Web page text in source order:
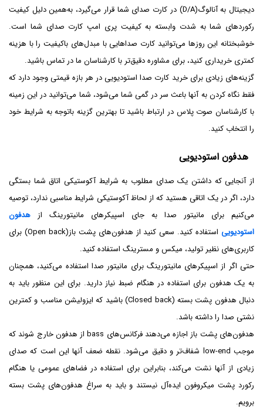
دیجیتال به آنالوگ(D/A) در کارت صدای شما قرار می‌گیرد، به‌همین دلیل کیفیت
رکوردهای شما به شدت وابسته به کیفیت پری امپ کارت صدای شما است.
خوشبختانه این روزها می‌توانید کارت صداهایی با مبدل‌های باکیفیت را با هزینه
کمتری خریداری کنید، برای مشاوره دقیق‌تر با کارشناسان ما در تماس باشید.
گزینه‌های زیادی برای خرید کارت صدا استودیویی در هر بازه قیمتی وجود دارد که
فقط نگاه کردن به آنها باعث سر در گمی شما می‌شود، شما می‌توانید در این زمینه
با کارشناسان صوت پلاس در ارتباط باشید تا بهترین گزینه باتوجه به شرایط خود
را انتخاب کنید.
هدفون استودیویی
از آنجایی که داشتن یک صدای مطلوب به شرایط آکوستیکی اتاق شما بستگی
دارد، اگر در یک اتاقی هستید که از لحاظ آکوستیکی شرایط مناسبی ندارد، توصیه
می‌کنیم برای مانیتور صدا به جای اسپیکرهای مانیتورینگ از هدفون
استودیویی
استفاده کنید. سعی کنید از هدفون‌های پشت باز(Open back) برای
کاربری‌های نظیر تولید، میکس و مسترینگ استفاده کنید.
حتی اگر از اسپیکرهای مانیتورینگ برای مانیتور صدا استفاده می‌کنید، همچنان
به یک هدفون برای استفاده در هنگام ضبط نیاز دارید. برای این منظور باید به
دنبال هدفون پشت بسته (Closed back) باشید که ایزولیشن مناسب و کمترین
نشتی صدا را داشته باشد.
هدفون‌های پشت باز اجازه می‌دهند فرکانس‌های bass از هدفون خارج شوند که
موجب low-end شفاف‌تر و دقیق می‌شود. نقطه ضعف آنها این است که صدای
زیادی از آنها نشت می‌کند، بنابراین برای استفاده در فضاهای عمومی یا هنگام
رکورد پشت میکروفون ایده‌آل نیستند و باید به سراغ هدفون‌های پشت بسته
برویم.